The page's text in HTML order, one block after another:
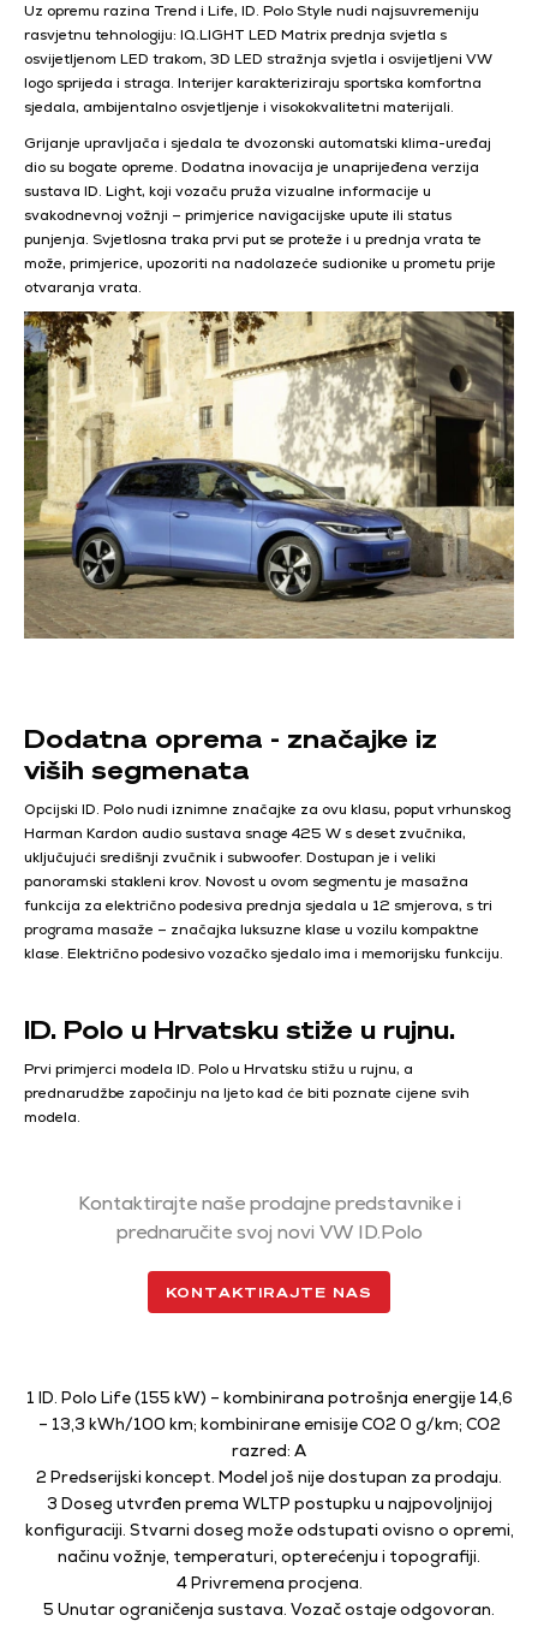
Uz opremu razina Trend i Life, ID. Polo Style nudi najsuvremeniju
rasvjetnu tehnologiju: IQ.LIGHT LED Matrix prednja svjetla s
osvijetljenom LED trakom, 3D LED stražnja svjetla i osvijetljeni VW
logo sprijeda i straga. Interijer karakteriziraju sportska komfortna
sjedala, ambijentalno osvjetljenje i visokokvalitetni materijali.
Grijanje upravljača i sjedala te dvozonski automatski klima-uređaj
dio su bogate opreme. Dodatna inovacija je unaprijeđena verzija
sustava ID. Light, koji vozaču pruža vizualne informacije u
svakodnevnoj vožnji – primjerice navigacijske upute ili status
punjenja. Svjetlosna traka prvi put se proteže i u prednja vrata te
može, primjerice, upozoriti na nadolazeće sudionike u prometu prije
otvaranja vrata.
Dodatna oprema - značajke iz
viših segmenata
Opcijski ID. Polo nudi iznimne značajke za ovu klasu, poput vrhunskog
Harman Kardon audio sustava snage 425 W s deset zvučnika,
uključujući središnji zvučnik i subwoofer. Dostupan je i veliki
panoramski stakleni krov. Novost u ovom segmentu je masažna
funkcija za električno podesiva prednja sjedala u 12 smjerova, s tri
programa masaže – značajka luksuzne klase u vozilu kompaktne
klase. Električno podesivo vozačko sjedalo ima i memorijsku funkciju.
ID. Polo u Hrvatsku stiže u rujnu.
Prvi primjerci modela ID. Polo u Hrvatsku stižu u rujnu, a
prednarudžbe započinju na ljeto kad će biti poznate cijene svih
modela.
Kontaktirajte naše prodajne predstavnike i
prednaručite svoj novi VW ID.Polo
KONTAKTIRAJTE NAS
1 ID. Polo Life (155 kW) – kombinirana potrošnja energije 14,6
– 13,3 kWh/100 km; kombinirane emisijeCO2 0 g/km; CO2
razred: A
2 Predserijski koncept. Model još nije dostupan za prodaju.
3 Doseg utvrđen prema WLTP postupku u najpovoljnijoj
konfiguraciji. Stvarni doseg može odstupati ovisno o opremi,
načinu vožnje, temperaturi, opterećenju i topografiji.
4 Privremena procjena.
5 Unutar ograničenja sustava. Vozač ostaje odgovoran.